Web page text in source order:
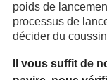
poids de
processus de
décider du
Il vous suffit de